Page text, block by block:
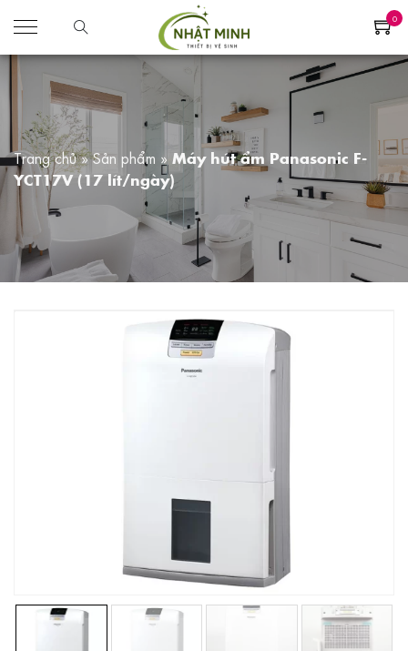
0
Trang chủ»Sản phẩm » Máy hút ẩm Panasonic F-
YCT17V (17 lít/ngày)